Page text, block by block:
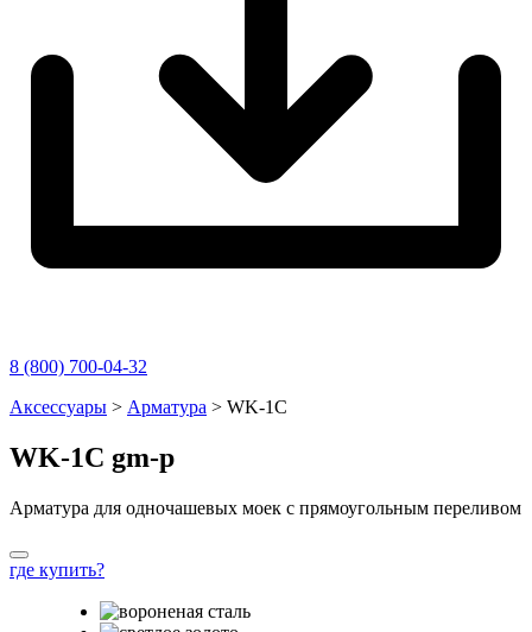
8 (800) 700-04-32
Перейти
содержимому
Аксессуары > Арматура > WK-1C
WK-1C gm-p
Арматура для одночашевых моек с прямоугольным переливом
где купить?